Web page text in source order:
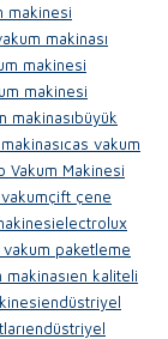
makinesi
makinası
makinesi
makinesi
makinasıbüyük
cas vakum
Vakum Makinesi
çift çene
electrolux
paketleme
en kaliteli
endüstriyel
endüstriyel